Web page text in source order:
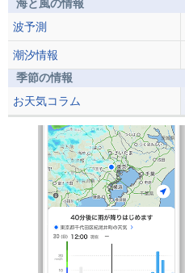
海と風の情報
波予測
潮汐情報
季節の情報
お天気コラム